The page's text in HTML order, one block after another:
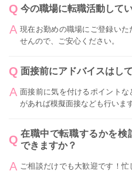
今の職場に転職活動して
現在お勤めの職場にご登録い
せんので、ご安心ください。
面接前にアドバイスはし
面接前に気を付けるポイント
があれば模擬面接なども行います
在職中で転職するかを検
できますか？
ご相談だけでも大歓迎です！